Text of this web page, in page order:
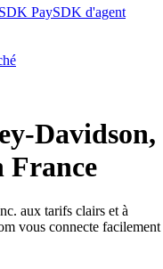
SDK PaySDK d'agent
Davidson,
France
aux tarifs clairs et à
vous connecte facilement